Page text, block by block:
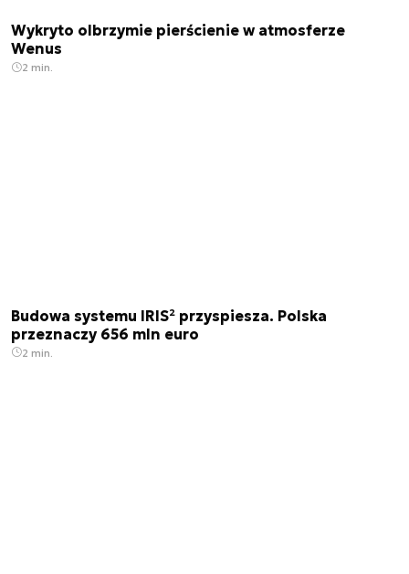
Wykryto olbrzymie pierścienie w atmosferze
Wenus
2 min.
Budowa systemu IRIS² przyspiesza. Polska
przeznaczy 656 mln euro
2 min.